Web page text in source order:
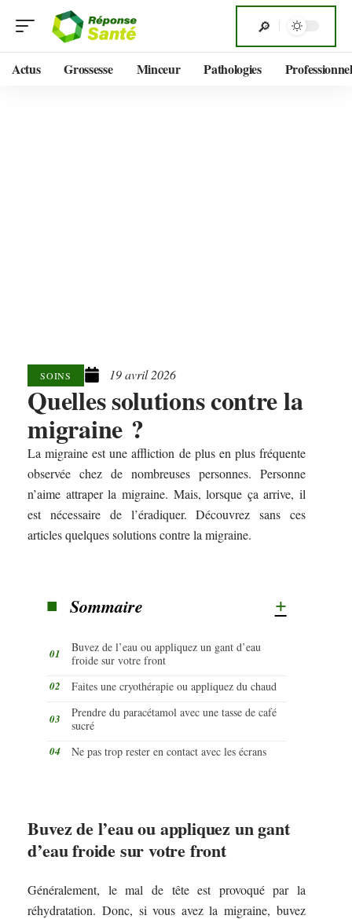
Actus Grossesse Minceur Pathologies
SOINS 19 avril 2026
Quelles solutions contre la
migraine ?
La migraine est une affliction de plus en plus fréquente
observée chez de nombreuses personnes. Personne
n’aime attraper la migraine. Mais, lorsque ça arrive, il
est nécessaire de l’éradiquer. Découvrez sans ces
articles quelques solutions contre la migraine.
Sommaire
Buvez de l’eau ou appliquez un gant d’eau
froide sur votre front
Faites une cryothérapie ou appliquez du chaud
Prendre du paracétamol avec une tasse de café
sucré
Ne pas trop rester en contact avec les écrans
Buvez de l’eau ou appliquez un gant
d’eau froide sur votre front
Généralement, le mal de tête est provoqué par la
réhydratation. Donc, si vous avez la migraine, buvez